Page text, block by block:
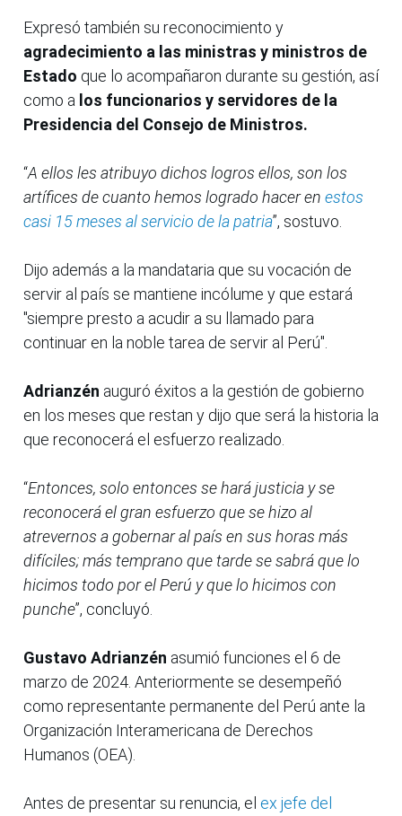
Expresó también su reconocimiento y
agradecimiento a las ministras y ministros de
Estado que lo acompañaron durante su gestión, así
como a los funcionarios y servidores de la
Presidencia del Consejo de Ministros.
“A ellos les atribuyo dichos logros ellos, son los
artífices de cuanto hemos logrado hacer en estos
casi 15 meses al servicio de la patria”, sostuvo.
Dijo además a la mandataria que su vocación de
servir al país se mantiene incólume y que estará
"siempre presto a acudir a su llamado para
continuar en la noble tarea de servir al Perú".
Adrianzén auguró éxitos a la gestión de gobierno
en los meses que restan y dijo que será la historia la
que reconocerá el esfuerzo realizado.
“Entonces, solo entonces se hará justicia y se
reconocerá el gran esfuerzo que se hizo al
atrevernos a gobernar al país en sus horas más
difíciles; más temprano que tarde se sabrá que lo
hicimos todo por el Perú y que lo hicimos con
punche”, concluyó.
Gustavo Adrianzén asumió funciones el 6 de
marzo de 2024. Anteriormente se desempeñó
como representante permanente del Perú ante la
Organización Interamericana de Derechos
Humanos (OEA).
Antes de presentar su renuncia, el ex jefe del